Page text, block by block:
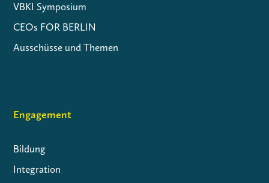
VBKI Symposium
CEOs FOR BERLIN
Ausschüsse und Themen
Engagement
Bildung
Integration